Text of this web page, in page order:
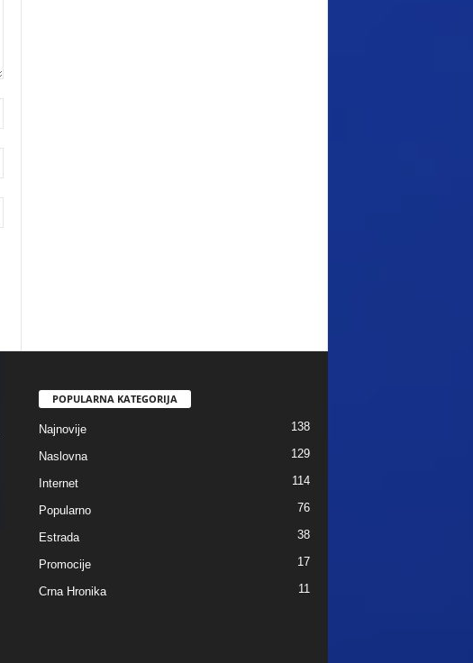
POPULARNA KATEGORIJA
Najnovije 138
Naslovna 129
Internet 114
Popularno 76
Estrada 38
Promocije 17
Crna Hronika 11